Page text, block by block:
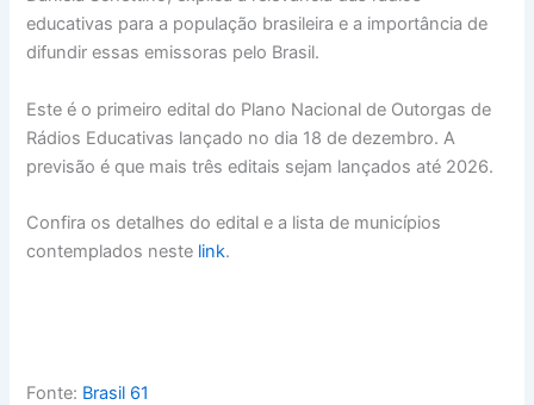
educativas para a população brasileira e a importância de
difundir essas emissoras pelo Brasil.
Este é o primeiro edital do Plano Nacional de Outorgas de
Rádios Educativas lançado no dia 18 de dezembro. A
previsão é que mais três editais sejam lançados até 2026.
Confira os detalhes do edital e a lista de municípios
contemplados neste link.
Fonte: Brasil 61